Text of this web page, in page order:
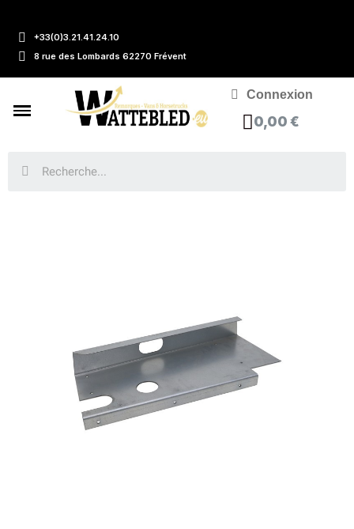
+33(0)3.21.41.24.10
8 rue des Lombards 62270 Frévent
Connexion
0,00 €